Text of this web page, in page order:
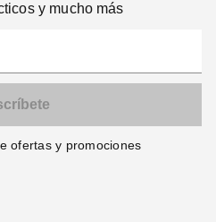
y mucho más
ofertas y promociones